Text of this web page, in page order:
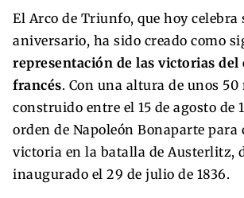
El Arco de Triunfo, que hoy celebra
aniversario, ha sido creado como
representación de las victorias del
francés. Con una altura de unos 50
construido entre el 15 de agosto de
orden de Napoleón Bonaparte para
victoria en la batalla de Austerlitz,
inaugurado el 29 de julio de 1836.